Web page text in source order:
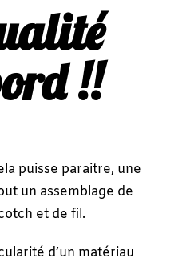
!!
puisse paraitre, une
un assemblage de
et de fil.
d’un matériau